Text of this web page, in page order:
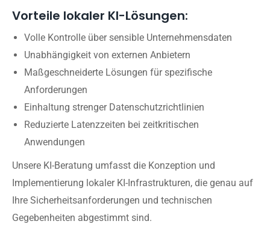
Vorteile lokaler KI-Lösungen:
Volle Kontrolle über sensible Unternehmensdaten
Unabhängigkeit von externen Anbietern
Maßgeschneiderte Lösungen für spezifische
Anforderungen
Einhaltung strenger Datenschutzrichtlinien
Reduzierte Latenzzeiten bei zeitkritischen
Anwendungen
Unsere KI-Beratung umfasst die Konzeption und
Implementierung lokaler KI-Infrastrukturen, die genau auf
Ihre Sicherheitsanforderungen und technischen
Gegebenheiten abgestimmt sind.